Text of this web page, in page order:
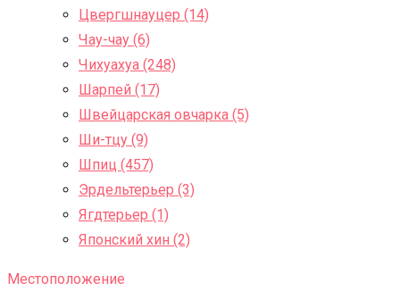
Цвергшнауцер (14)
Чау-чау (6)
Чихуахуа (248)
Шарпей (17)
Швейцарская овчарка (5)
Ши-тцу (9)
Шпиц (457)
Эрдельтерьер (3)
Ягдтерьер (1)
Японский хин (2)
Местоположение